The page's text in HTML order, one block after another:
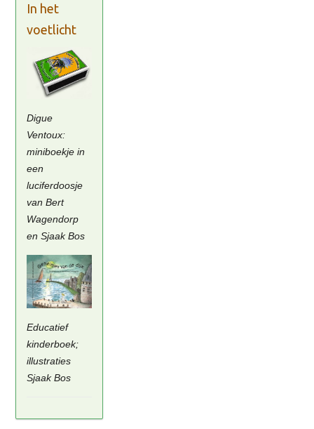
In het
voetlicht
Digue
Ventoux:
miniboekje in
een
luciferdoosje
van Bert
Wagendorp
en Sjaak Bos
Educatief
kinderboek;
illustraties
Sjaak Bos